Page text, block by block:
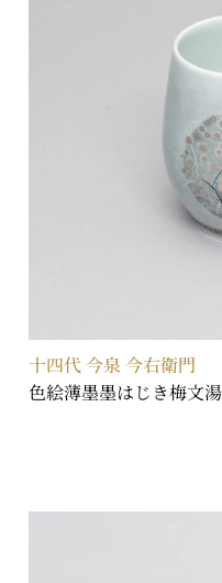
十四代 今泉 今右衛門
色絵薄墨墨はじき梅文